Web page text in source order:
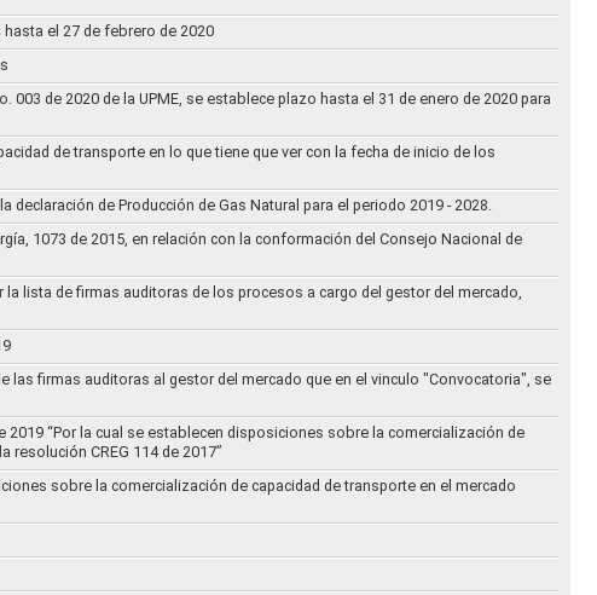
el 27 de febrero de 2020
de 2020 de la UPME, se establece plazo hasta el 31 de enero de 2020 para
de transporte en lo que tiene que ver con la fecha de inicio de los
de Producción de Gas Natural para el periodo 2019 - 2028.
1073 de 2015, en relación con la conformación del Consejo Nacional de
lista de firmas auditoras de los procesos a cargo del gestor del mercado,
las firmas auditoras al gestor del mercado que en el vinculo "Convocatoria", se
“Por la cual se establecen disposiciones sobre la comercialización de
CREG 114 de 2017”
sobre la comercialización de capacidad de transporte en el mercado